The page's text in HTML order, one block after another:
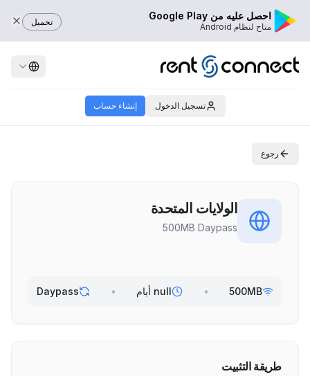
احصل عليه من Google Play
متاح لنظام Android تحميل
تسجيل الدخول إنشاء حساب
رجوع
الولايات المتحدة
500MB Daypass
500MB
• null أيام •
Daypass
طريقة التثبيت